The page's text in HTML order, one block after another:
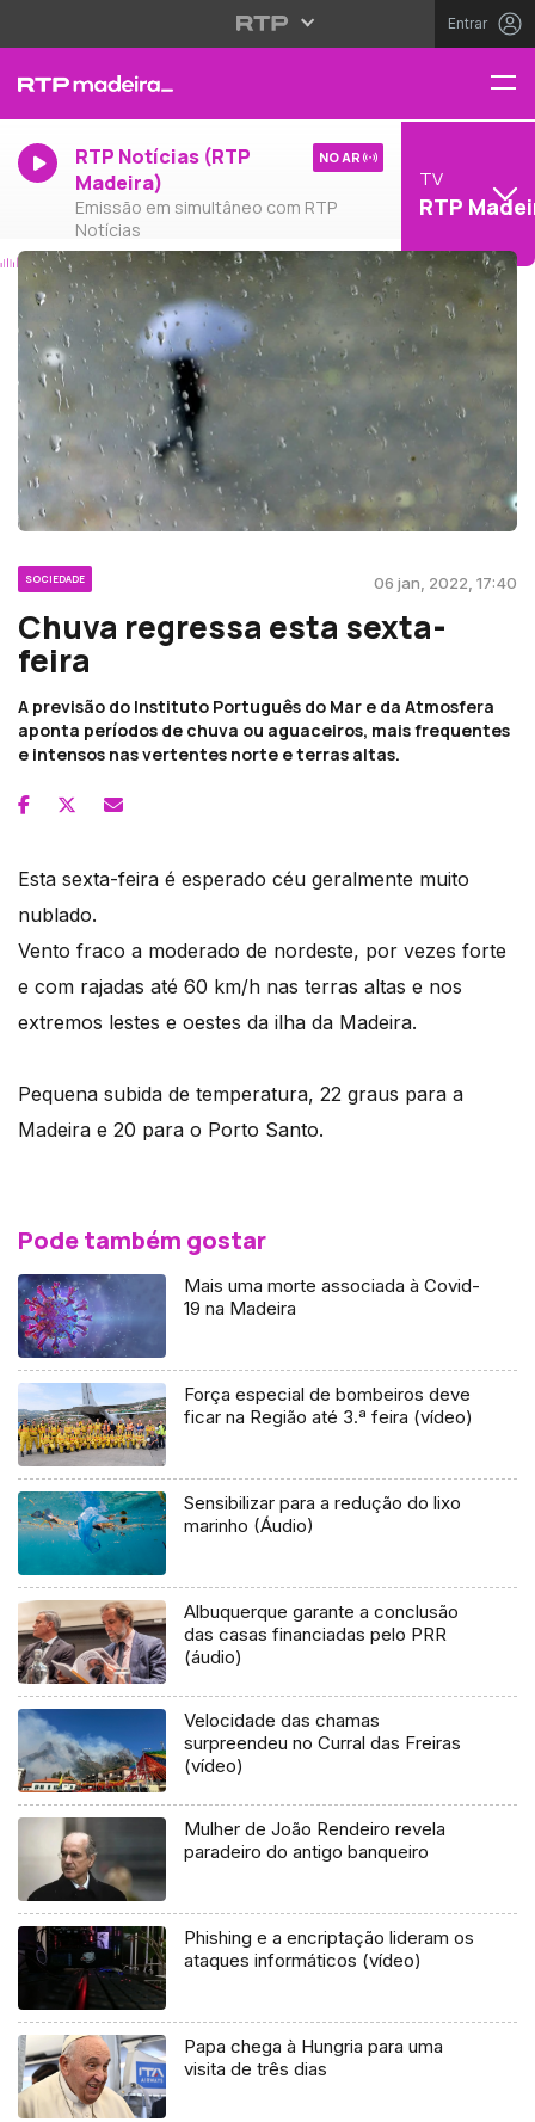
Entrar
RTP Notícias (RTP
Madeira)
Emissão em simultâneo com RTP
Notícias
NO AR
TV
RTP
SOCIEDADE 06 jan, 2022, 17:40
Chuva regressa esta sexta-
feira
A previsão do Instituto Português do Mar e da Atmosfera
aponta períodos de chuva ou aguaceiros, mais frequentes
e intensos nas vertentes norte e terras altas.
Esta sexta-feira é esperado céu geralmente muito
nublado.
Vento fraco a moderado de nordeste, por vezes forte
e com rajadas até 60 km/h nas terras altas e nos
extremos lestes e oestes da ilha da Madeira.
Pequena subida de temperatura, 22 graus para a
Madeira e 20 para o Porto Santo.
Pode também gostar
Mais uma morte associada à Covid-
19 na Madeira
Força especial de bombeiros deve
ficar na Região até 3.ª feira (vídeo)
Sensibilizar para a redução do lixo
marinho (Áudio)
Albuquerque garante a conclusão
das casas financiadas pelo PRR
(áudio)
Velocidade das chamas
surpreendeu no Curral das Freiras
(vídeo)
Mulher de João Rendeiro revela
paradeiro do antigo banqueiro
Phishing e a encriptação lideram os
ataques informáticos (vídeo)
Papa chega à Hungria para uma
visita de três dias